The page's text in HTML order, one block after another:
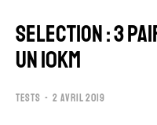
SELECTION : 3
UN 10KM
TESTS 2 AVRIL 2019